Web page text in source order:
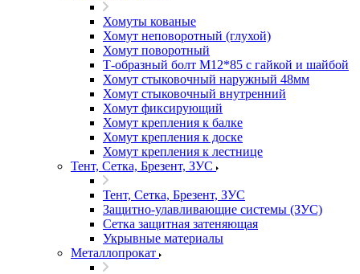
Хомуты кованые
Хомут неповоротный (глухой)
Хомут поворотный
Т-образный болт М12*85 с гайкой и шайбой
Хомут стыковочный наружный 48мм
Хомут стыковочный внутренний
Хомут фиксирующий
Хомут крепления к балке
Хомут крепления к доске
Хомут крепления к лестнице
Тент, Сетка, Брезент, ЗУС
Тент, Сетка, Брезент, ЗУС
Защитно-улавливающие системы (ЗУС)
Сетка защитная затеняющая
Укрывные материалы
Металлопрокат